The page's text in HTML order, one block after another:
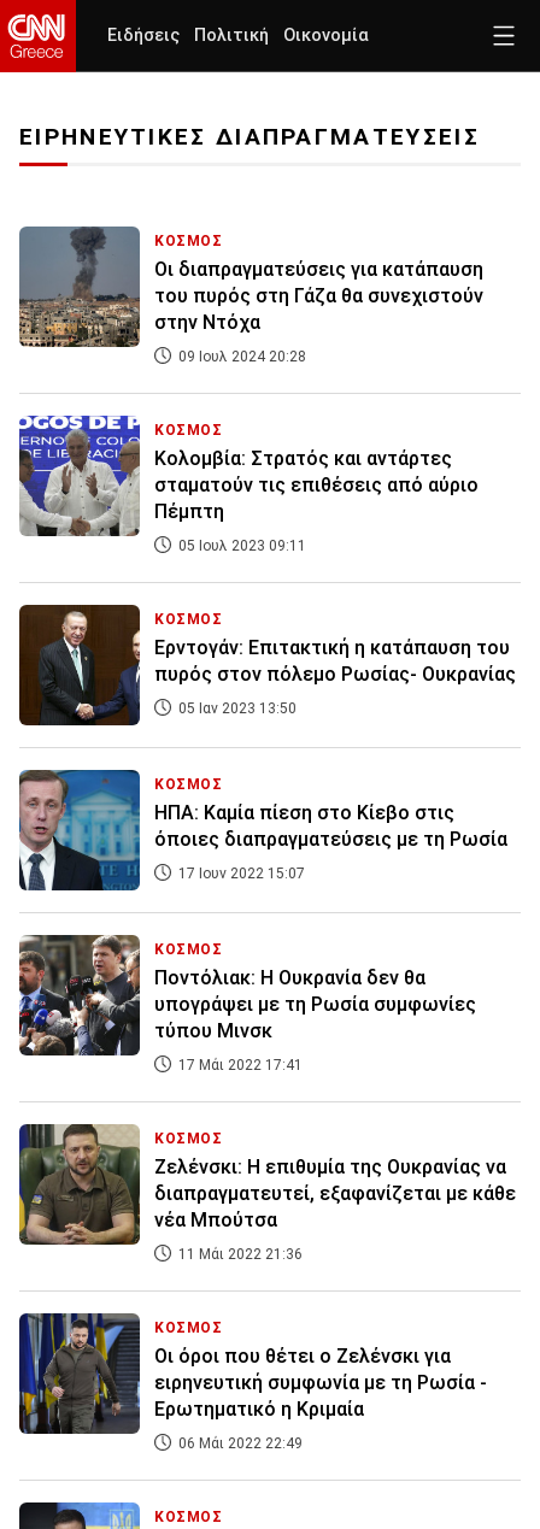
Ειδήσεις Πολιτική Οικονομία
ΕΙΡΗΝΕΥΤΙΚΕΣ ΔΙΑΠΡΑΓΜΑΤΕΥΣΕΙΣ
ΚΟΣΜΟΣ
Οι διαπραγματεύσεις για κατάπαυση
του πυρός στη Γάζα θα συνεχιστούν
στην Ντόχα
09 Ιουλ 2024 20:28
ΚΟΣΜΟΣ
Κολομβία: Στρατός και αντάρτες
σταματούν τις επιθέσεις από αύριο
Πέμπτη
05 Ιουλ 2023 09:11
ΚΟΣΜΟΣ
Ερντογάν: Επιτακτική η κατάπαυση του
πυρός στον πόλεμο Ρωσίας- Ουκρανίας
05 Ιαν 2023 13:50
ΚΟΣΜΟΣ
ΗΠΑ: Καμία πίεση στο Κίεβο στις
όποιες διαπραγματεύσεις με τη Ρωσία
17 Ιουν 2022 15:07
ΚΟΣΜΟΣ
Ποντόλιακ: Η Ουκρανία δεν θα
υπογράψει με τη Ρωσία συμφωνίες
τύπου Μινσκ
17 Μάι 2022 17:41
ΚΟΣΜΟΣ
Ζελένσκι: Η επιθυμία της Ουκρανίας να
διαπραγματευτεί, εξαφανίζεται με κάθε
νέα Μπούτσα
11 Μάι 2022 21:36
ΚΟΣΜΟΣ
Οι όροι που θέτει ο Ζελένσκι για
ειρηνευτική συμφωνία με τη Ρωσία -
Ερωτηματικό η Κριμαία
06 Μάι 2022 22:49
ΚΟΣΜΟΣ